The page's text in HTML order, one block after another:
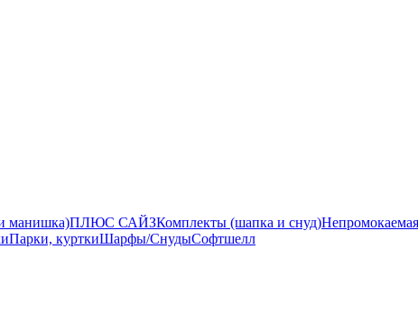
манишка)ПЛЮС САЙЗКомплекты (шапка и снуд)
Парки, курткиШарфы/СнудыСофтшелл